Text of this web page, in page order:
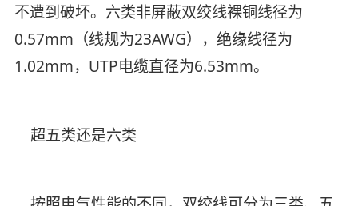
不遭到破坏。六类非屏蔽双绞线裸铜线径为
0.57mm（线规为23AWG），绝缘线径为
1.02mm，UTP电缆直径为6.53mm。
超五类还是六类